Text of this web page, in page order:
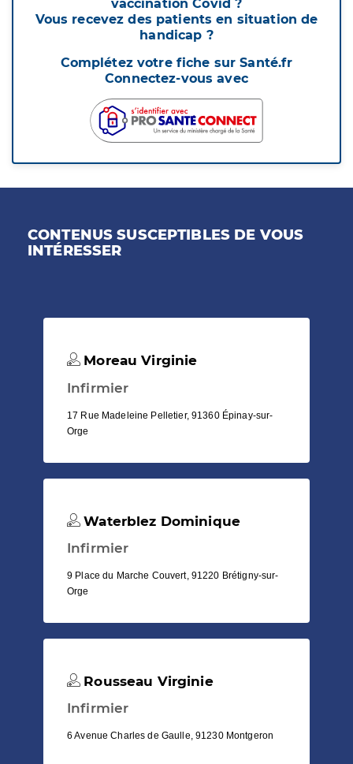
vaccination Covid ?
Vous recevez des patients en situation de
handicap ?
Complétez votre fiche sur Santé.fr
Connectez-vous avec
CONTENUS SUSCEPTIBLES DE VOUS
INTÉRESSER
Moreau Virginie
Infirmier
17 Rue Madeleine Pelletier, 91360 Épinay-sur-
Orge
Waterblez Dominique
Infirmier
9 Place du Marche Couvert, 91220 Brétigny-sur-
Orge
Rousseau Virginie
Infirmier
6 Avenue Charles de Gaulle, 91230 Montgeron